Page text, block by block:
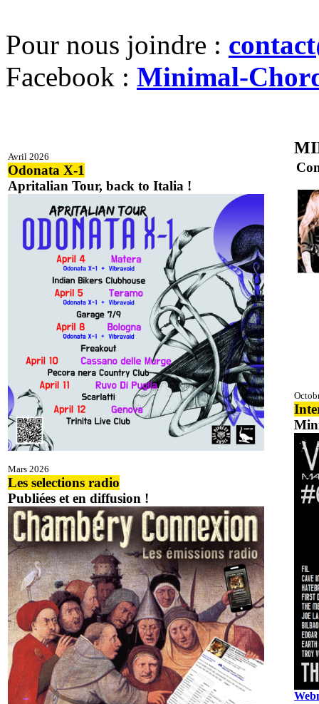
Pour nous joindre :
Facebook : Minimal-
Avril 2026
Odonata X-1
Apritalian Tour, back to Italia !
Mars 2026
Les selections radio
Publiées et en diffusion !